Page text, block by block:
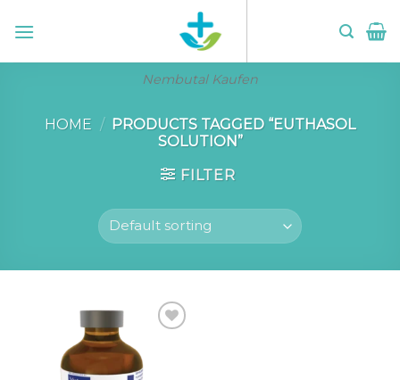
Nembutal Kaufen
HOME / PRODUCTS TAGGED “EUTHASOL
SOLUTION​”
FILTER
Add to wishlist